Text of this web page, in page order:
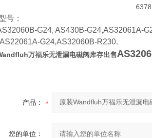
号：
G24, AS430B-G24,AS32061A-
G24,AS32060B-R230,
万福乐无泄漏电磁阀库存出售
产品：
您的单位：